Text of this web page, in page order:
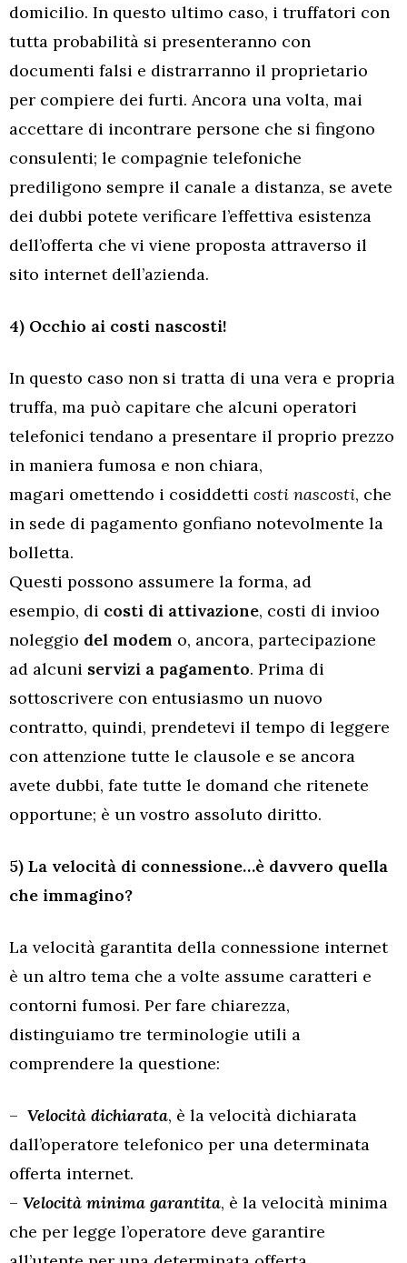
domicilio. In questo ultimo caso, i truffatori con
tutta probabilità si presenteranno con
documenti falsi e distrarranno il proprietario
per compiere dei furti. Ancora una volta, mai
accettare di incontrare persone che si fingono
consulenti; le compagnie telefoniche
prediligono sempre il canale a distanza, se avete
dei dubbi potete verificare l’effettiva esistenza
dell’offerta che vi viene proposta attraverso il
sito internet dell’azienda.
4) Occhio ai costi nascosti!
In questo caso non si tratta di una vera e propria
truffa, ma può capitare che alcuni operatori
telefonici tendano a presentare il proprio prezzo
in maniera fumosa e non chiara,
magari omettendo i cosiddetti costi nascosti, che
in sede di pagamento gonfiano notevolmente la
bolletta.
Questi possono assumere la forma, ad
esempio, di costi di attivazione, costi di invioo
noleggio del modem o, ancora, partecipazione
ad alcuni servizi a pagamento. Prima di
sottoscrivere con entusiasmo un nuovo
contratto, quindi, prendetevi il tempo di leggere
con attenzione tutte le clausole e se ancora
avete dubbi, fate tutte le domand che ritenete
opportune; è un vostro assoluto diritto.
5) La velocità di connessione…è davvero quella
che immagino?
La velocità garantita della connessione internet
è un altro tema che a volte assume caratteri e
contorni fumosi. Per fare chiarezza,
distinguiamo tre terminologie utili a
comprendere la questione:
– Velocità dichiarata, è la velocità dichiarata
dall’operatore telefonico per una determinata
offerta internet.
– Velocità minima garantita, è la velocità minima
che per legge l’operatore deve garantire